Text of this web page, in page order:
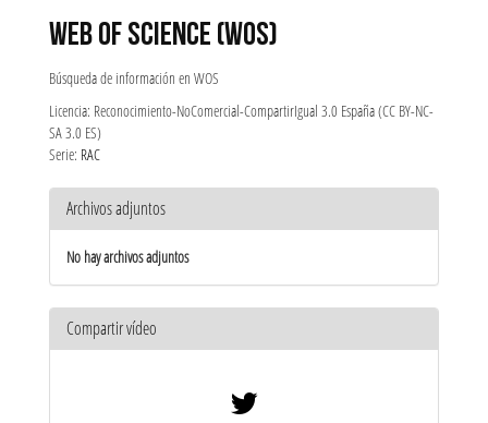
WEB OF SCIENCE (WOS)
Búsqueda de información en WOS
Licencia: Reconocimiento-NoComercial-CompartirIgual 3.0 España (CC BY-NC-
SA 3.0 ES)
Serie: RAC
Archivos adjuntos
No hay archivos adjuntos
Compartir vídeo